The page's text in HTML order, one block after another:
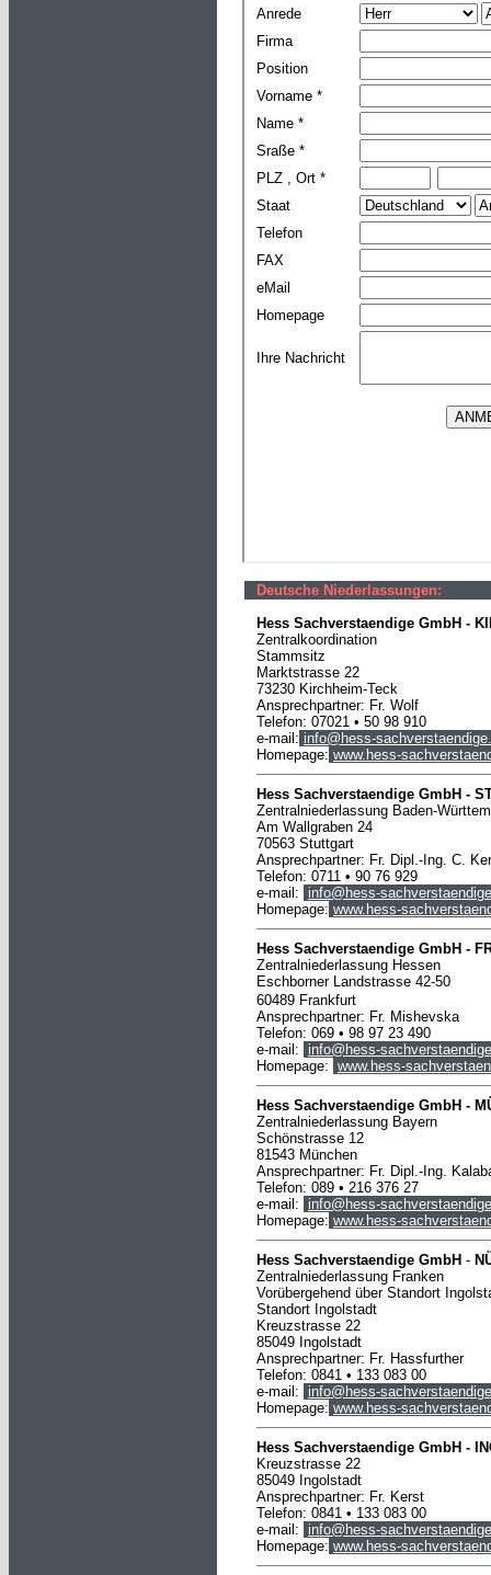
Deutsche Niederlassungen:
Hess Sachverstaendige GmbH -
Zentralkoordination
Stammsitz
Marktstrasse 22
73230 Kirchheim-Teck
Ansprechpartner: Fr. Wolf
Telefon: 07021 • 50 98 910
e-mail: info@hess-
Homepage: www.hess-
Hess Sachverstaendige GmbH -
Zentralniederlassung Baden-
Am Wallgraben 24
70563 Stuttgart
Ansprechpartner: Fr. Dipl.-Ing. C.
Telefon: 0711 • 90 76 929
e-mail:
info@hess-
Homepage: www.hess-
Hess Sachverstaendige GmbH -
Zentralniederlassung Hessen
Eschborner Landstrasse 42-50
60489 Frankfurt
Ansprechpartner: Fr. Mishevska
Telefon: 069 • 98 97 23 490
e-mail:
info@hess-
Homepage: www.hess-
Hess Sachverstaendige GmbH -
Zentralniederlassung Bayern
Schönstrasse 12
81543 München
Ansprechpartner: Fr. Dipl.-Ing.
Telefon: 089 • 216 376 27
e-mail:
info@hess-
Homepage: www.hess-
Hess Sachverstaendige GmbH -
Zentralniederlassung Franken
Vorübergehend über Standort
Standort Ingolstadt
Kreuzstrasse 22
85049 Ingolstadt
Ansprechpartner: Fr. Hassfurther
Telefon: 0841 • 133 083 00
e-mail:
info@hess-
Homepage: www.hess-
Hess Sachverstaendige GmbH -
Kreuzstrasse 22
85049 Ingolstadt
Ansprechpartner: Fr. Kerst
Telefon: 0841 • 133 083 00
e-mail:
info@hess-
Homepage: www.hess-